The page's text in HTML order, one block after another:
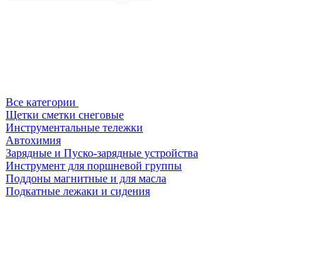
Все категории
Щетки сметки снеговые
Инструментальные тележки
Автохимия
Зарядные и Пуско-зарядные устройства
Инструмент для поршневой группы
Поддоны магнитные и для масла
Подкатные лежаки и сидения